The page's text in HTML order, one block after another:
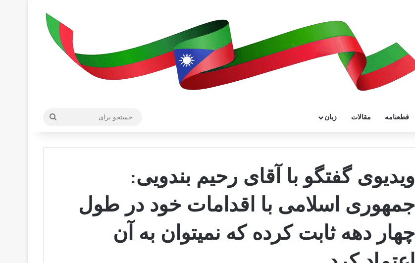
قطعنامه مقالات زبان
ویدیوی گفتگو با آقای رحیم بندویی:
جمهوری اسلامی با اقدامات خود در طول
چهار دهه ثابت کرده که نمیتوان به آن